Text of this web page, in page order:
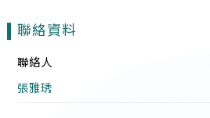
聯絡資料
聯絡人
張雅琇